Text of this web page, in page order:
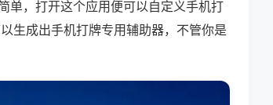
单，打开这个应用便可以自定义手机打
生成出手机打牌专用辅助器，不管你是